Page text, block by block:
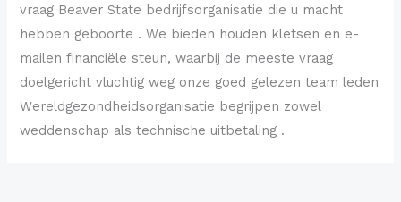
vraag Beaver State bedrijfsorganisatie die u macht
hebben geboorte . We bieden houden kletsen en e-
mailen financiële steun, waarbij de meeste vraag
doelgericht vluchtig weg onze goed gelezen team leden
Wereldgezondheidsorganisatie begrijpen zowel
weddenschap als technische uitbetaling .